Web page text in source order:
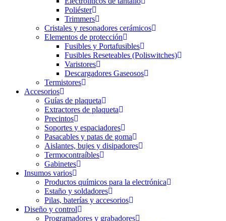
Poliéster
Trimmers
Cristales y resonadores cerámicos
Elementos de protección
Fusibles y Portafusibles
Fusibles Reseteables (Poliswitches)
Varistores
Descargadores Gaseosos
Termistores
Accesorios
Guías de plaqueta
Extractores de plaqueta
Precintos
Soportes y espaciadores
Pasacables y patas de goma
Aislantes, bujes y disipadores
Termocontraíbles
Gabinetes
Insumos varios
Productos químicos para la electrónica
Estaño y soldadores
Pilas, baterías y accesorios
Diseño y control
Programadores y grabadores